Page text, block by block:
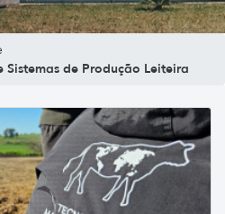
Sistemas de Produção Leiteira